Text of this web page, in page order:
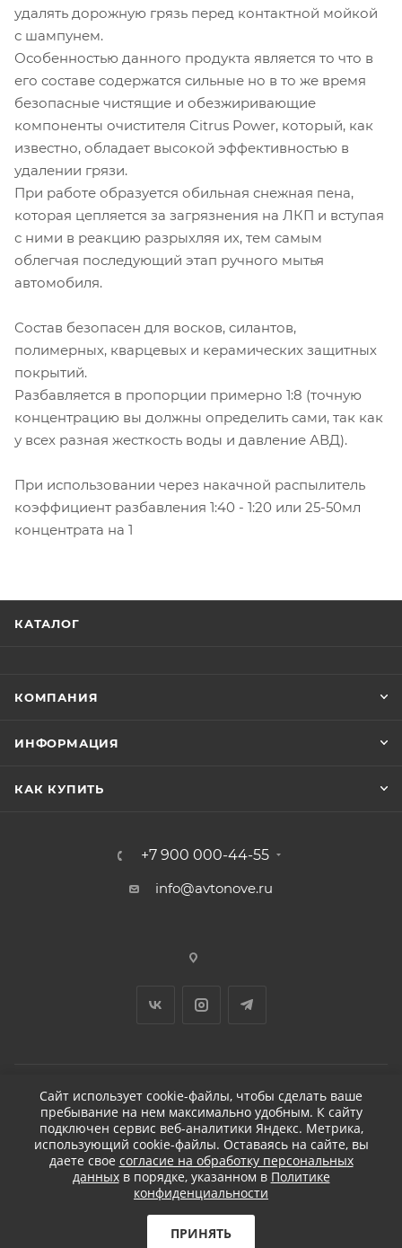
удалять дорожную грязь перед контактной мойкой
с шампунем.
Особенностью данного продукта является то что в
его составе содержатся сильные но в то же время
безопасные чистящие и обезжиривающие
компоненты очистителя Citrus Power, который, как
известно, обладает высокой эффективностью в
удалении грязи.
При работе образуется обильная снежная пена,
которая цепляется за загрязнения на ЛКП и вступая
с ними в реакцию разрыхляя их, тем самым
облегчая последующий этап ручного мытья
автомобиля.
Состав безопасен для восков, силантов,
полимерных, кварцевых и керамических защитных
покрытий.
Разбавляется в пропорции примерно 1:8 (точную
концентрацию вы должны определить сами, так как
у всех разная жесткость воды и давление АВД).
При использовании через накачной распылитель
коэффициент разбавления 1:40 - 1:20 или 25-50мл
концентрата на 1
Бесплатная доставка
КАТАЛОГ
КОМПАНИЯ
ИНФОРМАЦИЯ
КАК КУПИТЬ
+7 900 000-44-55
info@avtonove.ru
2026 © ДЕТЕЙЛИНГ-МАРКЕТ АВТОНОВЬЕ
Сайт использует cookie-файлы, чтобы сделать ваше
пребывание на нем максимально удобным. К cайту
подключен сервис веб-аналитики Яндекс. Метрика,
использующий cookie-файлы. Оставаясь на сайте, вы
даете свое согласие на обработку персональных
данныхв порядке, указанном в Политике
конфиденциальности
ПРИНЯТЬ